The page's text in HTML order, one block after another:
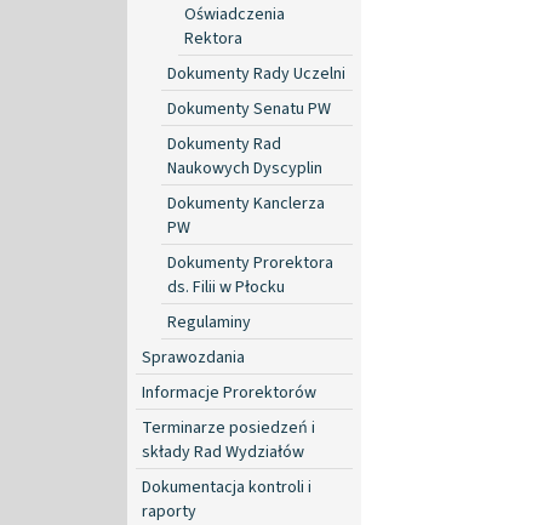
Oświadczenia
Rektora
Dokumenty Rady Uczelni
Dokumenty Senatu PW
Dokumenty Rad
Naukowych Dyscyplin
Dokumenty Kanclerza
PW
Dokumenty Prorektora
ds. Filii w Płocku
Regulaminy
Sprawozdania
Informacje Prorektorów
Terminarze posiedzeń i
składy Rad Wydziałów
Dokumentacja kontroli i
raporty